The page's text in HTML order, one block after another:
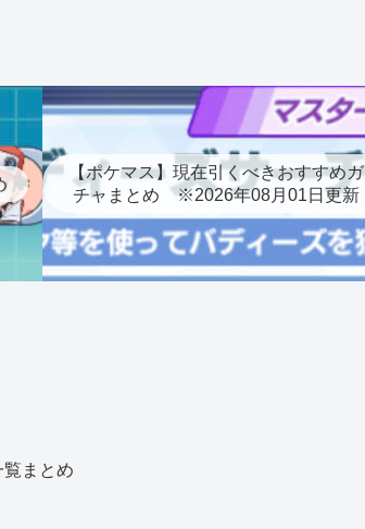
【ポケマス】現在引くべきおすすめガ
チャまとめ ※2026年08月01日更新
まとめ